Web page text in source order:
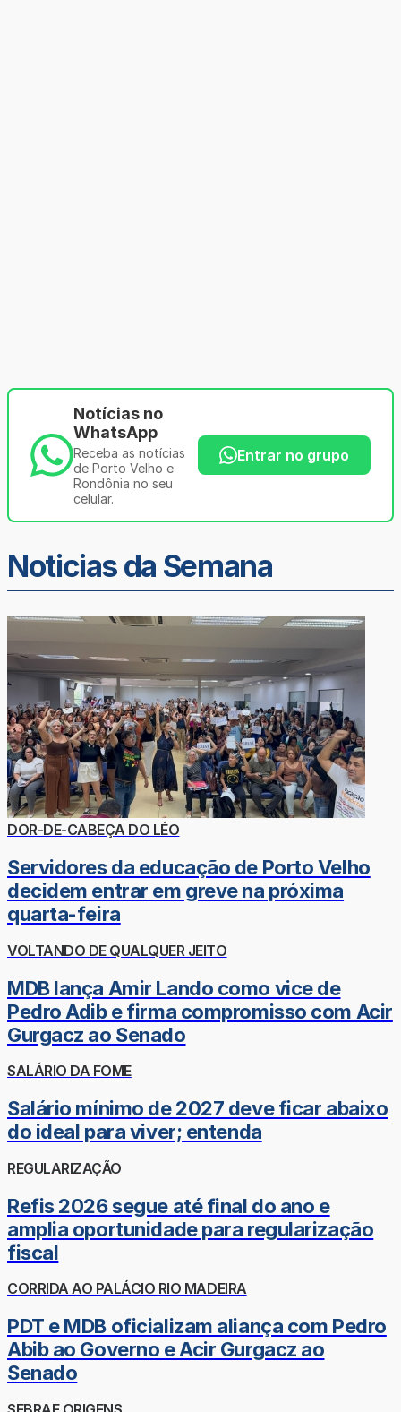
Notícias no
WhatsApp
Receba as notícias
de Porto Velho e
Rondônia no seu
celular.
Entrar no grupo
Noticias da Semana
DOR-DE-CABEÇA DO LÉO
Servidores da educação de Porto Velho
decidem entrar em greve na próxima
quarta-feira
VOLTANDO DE QUALQUER JEITO
MDB lança Amir Lando como vice de
Pedro Adib e firma compromisso com Acir
Gurgacz ao Senado
SALÁRIO DA FOME
Salário mínimo de 2027 deve ficar abaixo
do ideal para viver; entenda
REGULARIZAÇÃO
Refis 2026 segue até final do ano e
amplia oportunidade para regularização
fiscal
CORRIDA AO PALÁCIO RIO MADEIRA
PDT e MDB oficializam aliança com Pedro
Abib ao Governo e Acir Gurgacz ao
Senado